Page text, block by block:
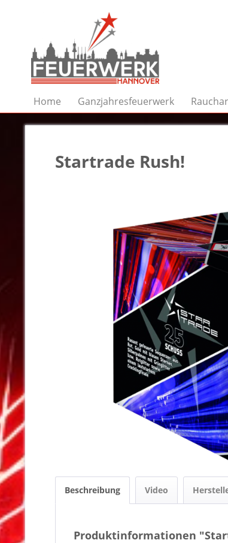
Home Ganzjahresfeuerwerk
Startrade Rush!
Beschreibung Video
Produktinformationen